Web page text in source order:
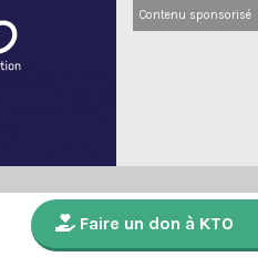
Contenu sponsorisé
Faire un don à KTO